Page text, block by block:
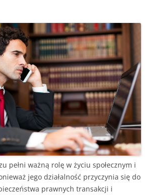
pełni ważną rolę w życiu społecznym i
jego działalność przyczynia się do
prawnych transakcji i